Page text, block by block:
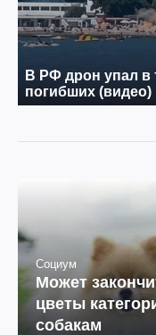
Социум
Может
цветы
собакам